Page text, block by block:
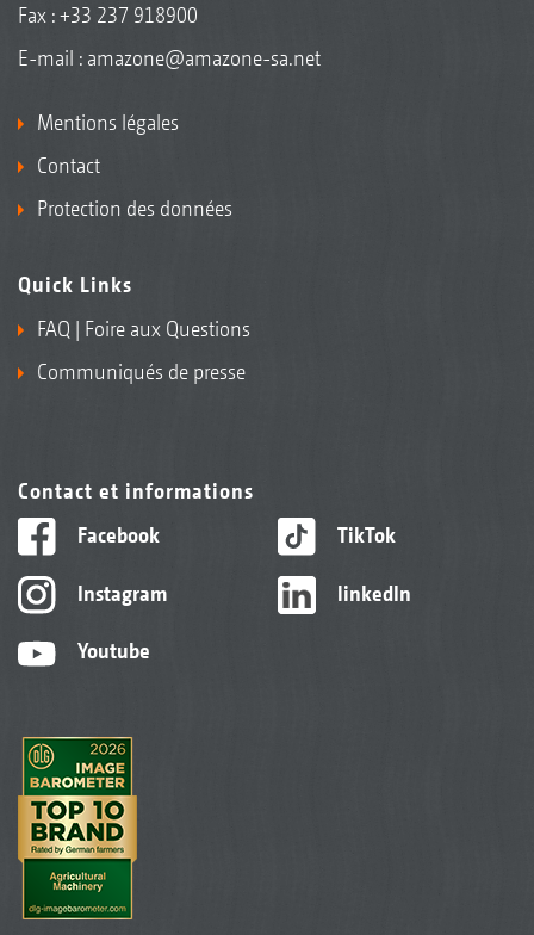
Fax : +33 237 918900
E-mail : amazone@amazone-sa.net
Mentions légales
Contact
Protection des données
Quick Links
FAQ | Foire aux Questions
Communiqués de presse
Contact et informations
Facebook
Instagram
Youtube
TikTok
linkedIn